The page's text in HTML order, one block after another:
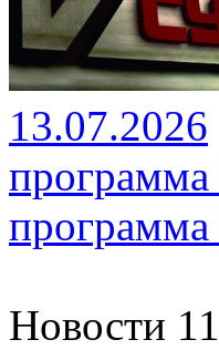
13.07.2026
Новости